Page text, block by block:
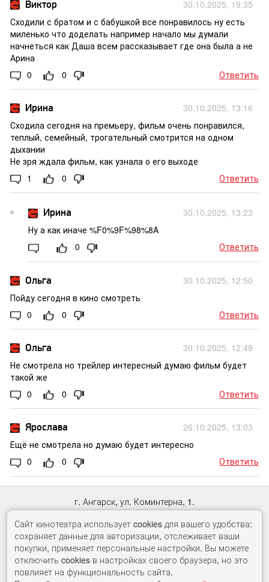
Виктор
30.10.2025, 19:35
Сходили с братом и с бабушкой все понравилось ну есть
миленько что доделать например начало мы думали
начнеться как Даша всем рассказывает где она была а не
Арина
0
0 Ответить
Ирина
30.10.2025, 13:16
Сходила сегодня на премьеру, фильм очень понравился,
теплый, семейный, трогательный смотрится на одном
дыхании
Не зря ждала фильм, как узнала о его выходе
1
0 Ответить
Ирина
30.10.2025, 13:23
Ну а как иначе %F0%9F%98%8A
0
Ответить
Ольга
30.10.2025, 12:50
Пойду сегодня в кино смотреть
0
0 Ответить
Ольга
30.10.2025, 12:49
Не смотрела но трейлер интересный думаю фильм будет
такой же
0
0 Ответить
Ярослава
26.10.2025, 13:03
Ещё не смотрела но думаю будет интересно
0
0 Ответить
г. Ангарск, ул. Коминтерна, 1.
Касса:65-33-98, автоответчик:60-71-10
© ООО «Гудвин Синема»
2017 -2026
Правила онлайн–продаж
Сайт кинотеатра использует cookies для вашего удобства:
сохраняет данные для авторизации, отслеживает ваши
покупки, применяет персональные настройки. Вы можете
отключить cookies в настройках своего браузера, но это
повлияет на функциональность сайта.